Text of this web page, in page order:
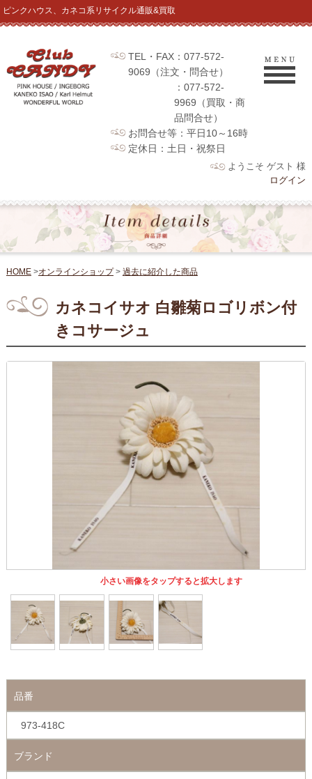
ピンクハウス、カネコ系リサイクル通販&買取
TEL・FAX：077-572-
9069（注文・問合せ）
：077-572-
9969（買取・商
品問合せ）
お問合せ等：平日10～16時
定休日：土日・祝祭日
ようこそ ゲスト 様
ログイン
HOME>オンラインショップ> 過去に紹介した商品
カネコイサオ 白雛菊ロゴリボン付
きコサージュ
小さい画像をタップすると拡大します
品番
973-418C
ブランド